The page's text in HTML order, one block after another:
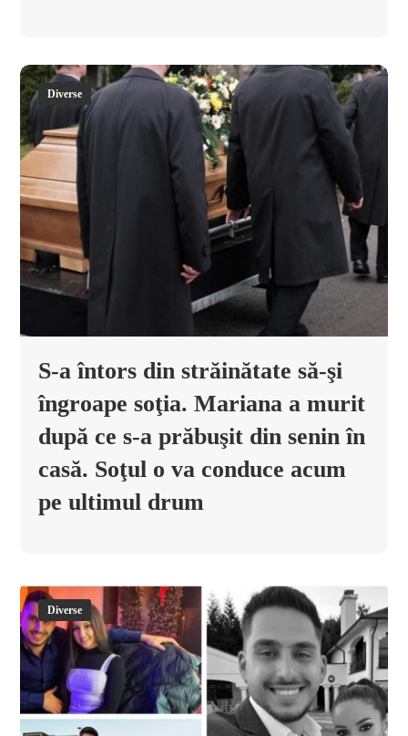
Diverse
S-a întors din străinătate să-şi
îngroape soţia. Mariana a murit
după ce s-a prăbuşit din senin în
casă. Soţul o va conduce acum
pe ultimul drum
Diverse